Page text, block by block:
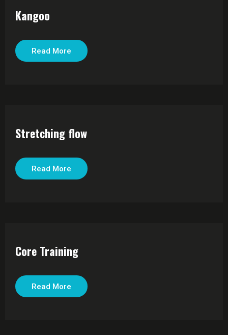
Kangoo
Read More
Stretching flow
Read More
Core Training
Read More